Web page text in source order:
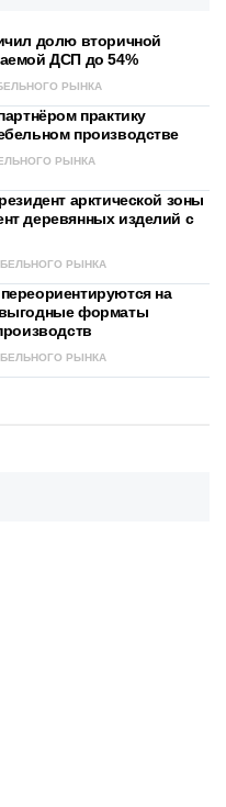
долю вторичной
ДСП до 54%
РЫНКА
практику
производстве
РЫНКА
арктической зоны
деревянных изделий с
РЫНКА
на
форматы
РЫНКА